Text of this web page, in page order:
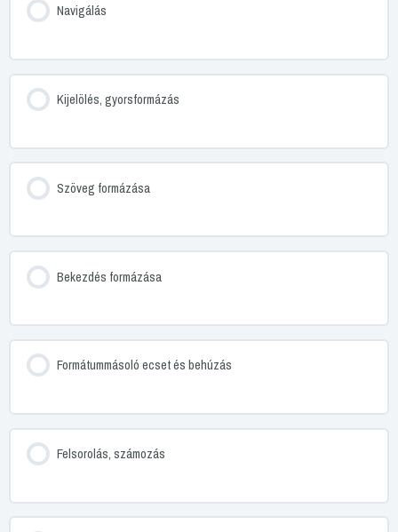
Navigálás
Kijelölés, gyorsformázás
Szöveg formázása
Bekezdés formázása
Formátummásoló ecset és behúzás
Felsorolás, számozás